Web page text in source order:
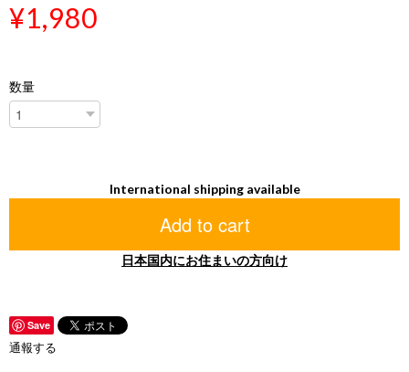
¥1,980
数量
International shipping available
Add to cart
日本国内にお住まいの方向け
Save
通報する